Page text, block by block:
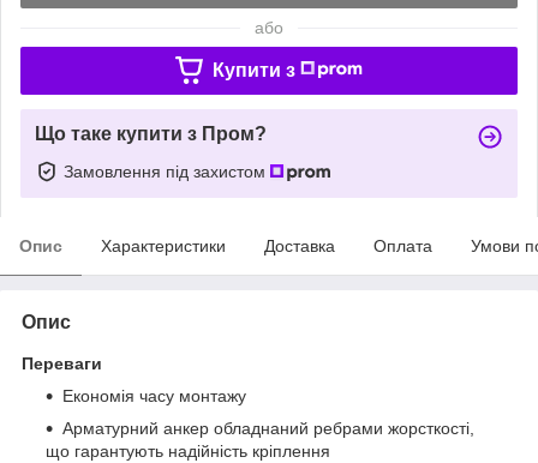
або
Купити з
Що таке купити з Пром?
Замовлення під захистом
Опис Характеристики Доставка Оплата Умови
Опис
Переваги
Економія часу монтажу
Арматурний анкер обладнаний ребрами жорсткості,
що гарантують надійність кріплення